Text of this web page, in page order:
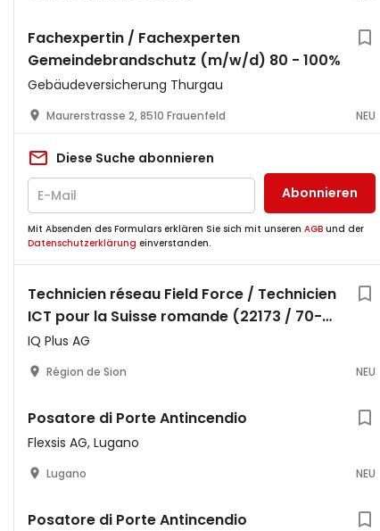
Fachexpertin / Fachexperten
Gemeindebrandschutz (m/w/d) 80 - 100%
Gebäudeversicherung Thurgau
Maurerstrasse 2, 8510 Frauenfeld NEU
Diese Suche abonnieren
Abonnieren
Mit Absenden des Formulars erklären Sie sich mit unseren AGB und der
Datenschutzerklärung einverstanden.
Technicien réseau Field Force / Technicien
ICT pour la Suisse romande (22173 / 70-80
%)
IQ Plus AG
Région de Sion NEU
Posatore di Porte Antincendio
Flexsis AG, Lugano
Lugano NEU
Posatore di Porte Antincendio